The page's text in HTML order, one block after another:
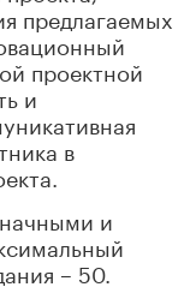
предлагаемых
проектной
и
в
и
– 50.